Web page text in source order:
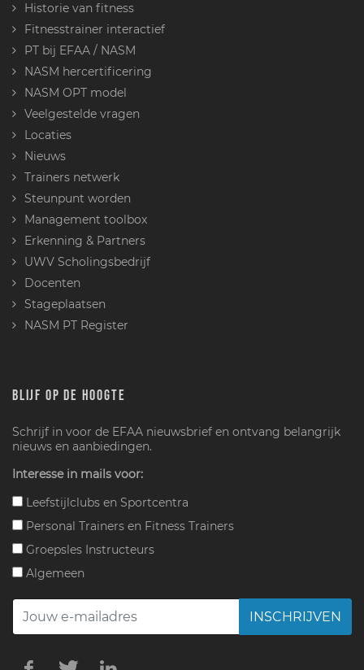
Historie van fitness
Fitnesstrainer interactief
PT bij EFAA / NASM
NASM hercertificering
NASM OPT model
Veelgestelde vragen
Locaties
Nieuws
Trainers netwerk
Steunpunt worden
Management toolbox
Erkenning & Partners
UWV Scholingsbedrijf
Docenten
Stageplaatsen
NASM PT Register
BLIJF OP DE HOOGTE
Schrijf in voor de EFAA nieuwsbrief en ontvang belangrijk
nieuws en aanbiedingen.
Interesse in mails voor:
Leefstijlclubs en Sportcentra
Personal Trainers en Fitness Trainers
Groepsles Instructeurs
Algemeen
INSCHRIJVEN